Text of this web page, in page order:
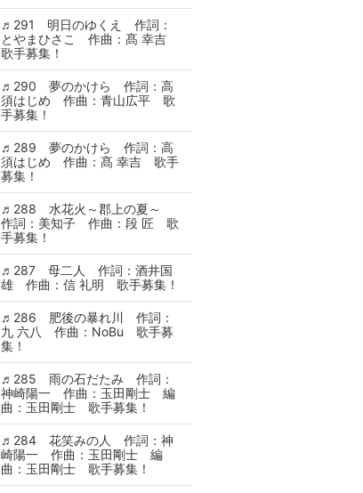
♬291 明日のゆくえ 作詞：
とやまひさこ 作曲：髙 幸吉
歌手募集！
♬290 夢のかけら 作詞：高
須はじめ 作曲：青山広平 歌
手募集！
♬289 夢のかけら 作詞：高
須はじめ 作曲：髙 幸吉 歌手
募集！
♬288 水花火～郡上の夏～
作詞：美知子 作曲：段 匠 歌
手募集！
♬287 母二人 作詞：酒井国
雄 作曲：信 礼明 歌手募集！
♬286 肥後の暴れ川 作詞：
九 六八 作曲：NoBu 歌手募
集！
♬285 雨の石だたみ 作詞：
神崎陽一 作曲：玉田剛士 編
曲：玉田剛士 歌手募集！
♬284 花笑みの人 作詞：神
崎陽一 作曲：玉田剛士 編
曲：玉田剛士 歌手募集！